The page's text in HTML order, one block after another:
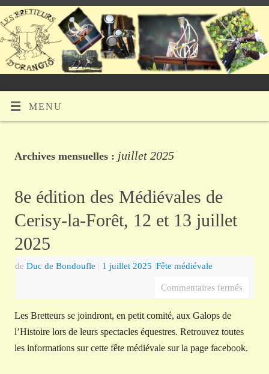
MENU
Archives mensuelles : juillet 2025
8e édition des Médiévales de
Cerisy-la-Forêt, 12 et 13 juillet
2025
deDuc de Bondoufle | 1 juillet 2025 |Fête médiévale
Commentaires fermés
Les Bretteurs se joindront, en petit comité, aux Galops de
l’Histoire lors de leurs spectacles équestres. Retrouvez toutes
les informations sur cette fête médiévale sur la page facebook.